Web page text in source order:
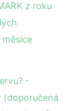
z roku
-
(doporučená